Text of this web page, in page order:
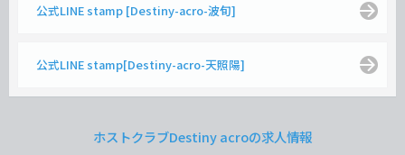
公式LINE stamp [Destiny-acro-波旬]
公式LINE stamp[Destiny-acro-天照陽]
ホストクラブDestiny acroの求人情報